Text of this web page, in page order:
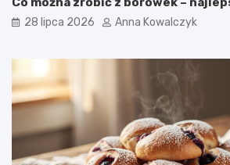
28 lipca 2026 Anna Kowalczyk